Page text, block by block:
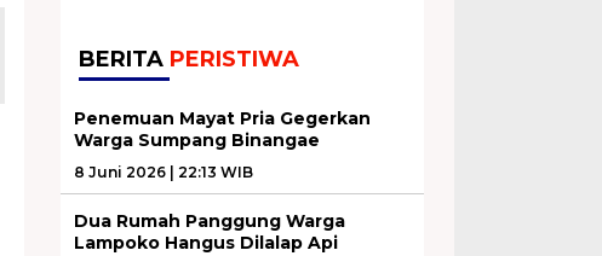
BERITA PERISTIWA
Penemuan Mayat Pria Gegerkan
Warga Sumpang Binangae
8 Juni 2026 | 22:13 WIB
Dua Rumah Panggung Warga
Lampoko Hangus Dilalap Api